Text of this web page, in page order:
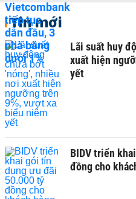
Tin mới
Lãi suất huy
xuất hiện
yết
BIDV triển
đồng cho